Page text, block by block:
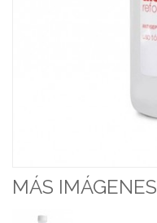
MÁS IMÁGENES